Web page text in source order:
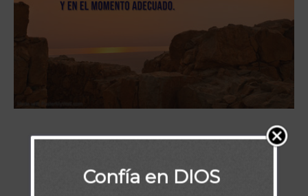
Confía en DIOS